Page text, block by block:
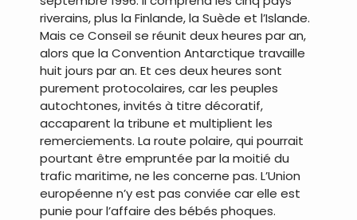
riverains, plus la Finlande, la Suède et l’Islande.
Mais ce Conseil se réunit deux heures par an,
alors que la Convention Antarctique travaille
huit jours par an. Et ces deux heures sont
purement protocolaires, car les peuples
autochtones, invités à titre décoratif,
accaparent la tribune et multiplient les
remerciements. La route polaire, qui pourrait
pourtant être empruntée par la moitié du
trafic maritime, ne les concerne pas. L’Union
européenne n’y est pas conviée car elle est
punie pour l’affaire des bébés phoques.